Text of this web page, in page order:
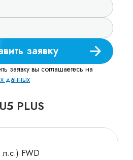
заявку
заявку вы соглашаетесь на
данных
PLUS
л.с.) FWD